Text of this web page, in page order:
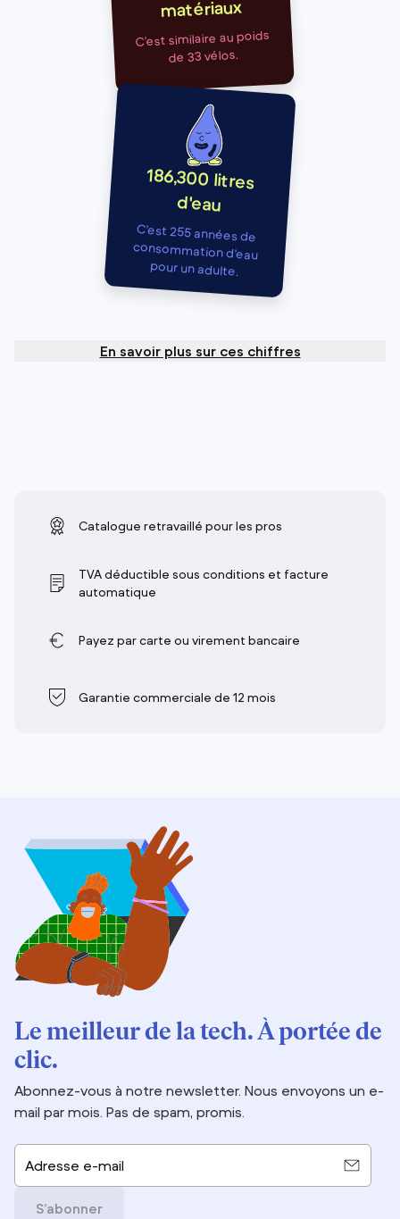
matériaux
C’est similaire au poids
de 33 vélos.
186,300 litres
d'eau
C’est 255 années de
consommation d’eau
pour un adulte.
En savoir plus sur ces chiffres
Catalogue retravaillé pour les pros
TVA déductible sous conditions et facture
automatique
Payez par carte ou virement bancaire
Garantie commerciale de 12 mois
Le meilleur de la tech. À portée de
clic.
Abonnez-vous à notre newsletter. Nous envoyons un e-
mail par mois. Pas de spam, promis.
Adresse e-mail
S’abonner